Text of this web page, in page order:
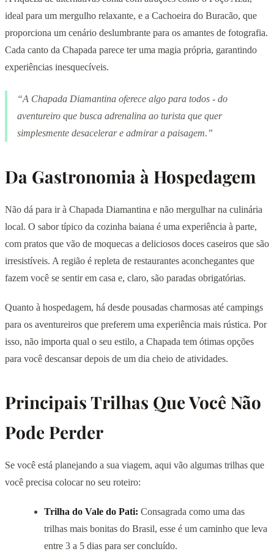
ideal para um mergulho relaxante, e a Cachoeira do Buracão, que
proporciona um cenário deslumbrante para os amantes de fotografia.
Cada canto da Chapada parece ter uma magia própria, garantindo
experiências inesquecíveis.
“A Chapada Diamantina oferece algo para todos - do
aventureiro que busca adrenalina ao turista que quer
simplesmente desacelerar e admirar a paisagem.”
Da Gastronomia à Hospedagem
Não dá para ir à Chapada Diamantina e não mergulhar na culinária
local. O sabor típico da cozinha baiana é uma experiência à parte,
com pratos que vão de moquecas a deliciosos doces caseiros que são
irresistíveis. A região é repleta de restaurantes aconchegantes que
fazem você se sentir em casa e, claro, são paradas obrigatórias.
Quanto à hospedagem, há desde pousadas charmosas até campings
para os aventureiros que preferem uma experiência mais rústica. Por
isso, não importa qual o seu estilo, a Chapada tem ótimas opções
para você descansar depois de um dia cheio de atividades.
Principais Trilhas Que Você Não
Pode Perder
Se você está planejando a sua viagem, aqui vão algumas trilhas que
você precisa colocar no seu roteiro:
Trilha do Vale do Pati: Consagrada como uma das
trilhas mais bonitas do Brasil, esse é um caminho que leva
entre 3 a 5 dias para ser concluído.